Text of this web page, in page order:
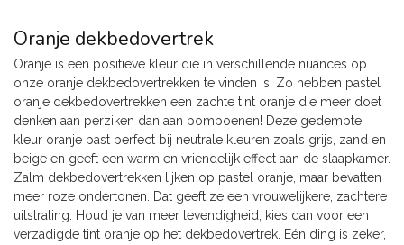
Oranje dekbedovertrek
Oranje is een positieve kleur die in verschillende nuances op
onze oranje dekbedovertrekken te vinden is. Zo hebben pastel
oranje dekbedovertrekken een zachte tint oranje die meer doet
denken aan perziken dan aan pompoenen! Deze gedempte
kleur oranje past perfect bij neutrale kleuren zoals grijs, zand en
beige en geeft een warm en vriendelijk effect aan de slaapkamer.
Zalm dekbedovertrekken lijken op pastel oranje, maar bevatten
meer roze ondertonen. Dat geeft ze een vrouwelijkere, zachtere
uitstraling. Houd je van meer levendigheid, kies dan voor een
verzadigde tint oranje op het dekbedovertrek. Eén ding is zeker,